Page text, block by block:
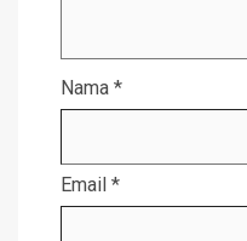
Nama *
Email *